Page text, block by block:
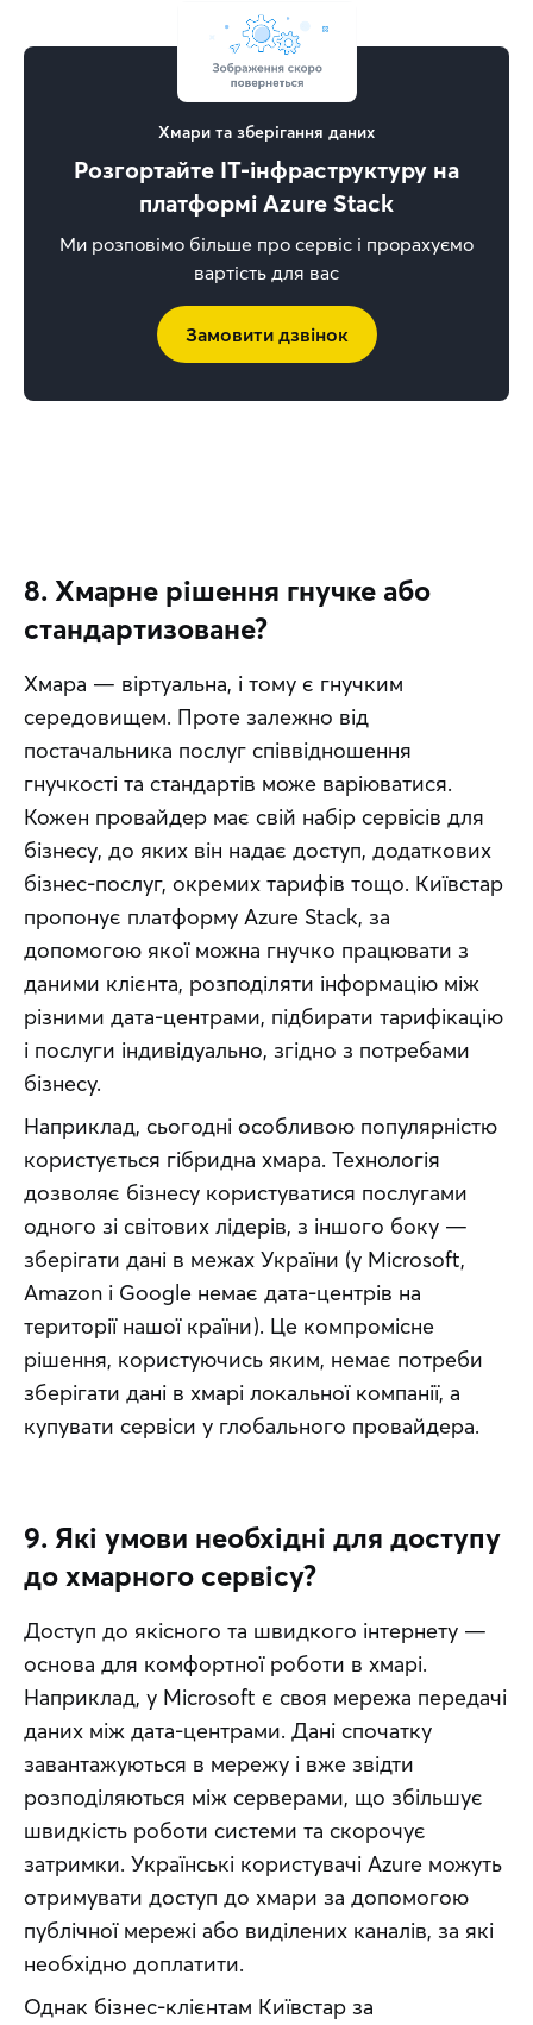
Хмари та зберігання даних
Розгортайте IT-інфраструктуру на
платформі Azure Stack
Ми розповімо більше про сервіс і прорахуємо
вартість для вас
Замовити дзвінок
8. Хмарне рішення гнучке або
стандартизоване?
Хмара — віртуальна, і тому є гнучким
середовищем. Проте залежно від
постачальника послуг співвідношення
гнучкості та стандартів може варіюватися.
Кожен провайдер має свій набір сервісів для
бізнесу, до яких він надає доступ, додаткових
бізнес-послуг, окремих тарифів тощо. Київстар
пропонує платформу Azure Stack, за
допомогою якої можна гнучко працювати з
даними клієнта, розподіляти інформацію між
різними дата-центрами, підбирати тарифікацію
і послуги індивідуально, згідно з потребами
бізнесу.
Наприклад, сьогодні особливою популярністю
користується гібридна хмара. Технологія
дозволяє бізнесу користуватися послугами
одного зі світових лідерів, з іншого боку —
зберігати дані в межах України (у Microsoft,
Amazon і Google немає дата-центрів на
території нашої країни). Це компромісне
рішення, користуючись яким, немає потреби
зберігати дані в хмарі локальної компанії, а
купувати сервіси у глобального провайдера.
9. Які умови необхідні для доступу
до хмарного сервісу?
Доступ до якісного та швидкого інтернету —
основа для комфортної роботи в хмарі.
Наприклад, у Microsoft є своя мережа передачі
даних між дата-центрами. Дані спочатку
завантажуються в мережу і вже звідти
розподіляються між серверами, що збільшує
швидкість роботи системи та скорочує
затримки. Українські користувачі Azure можуть
отримувати доступ до хмари за допомогою
публічної мережі або виділених каналів, за які
необхідно доплатити.
Однак бізнес-клієнтам Київстар за